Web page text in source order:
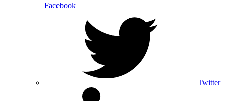
Facebook
Twitter